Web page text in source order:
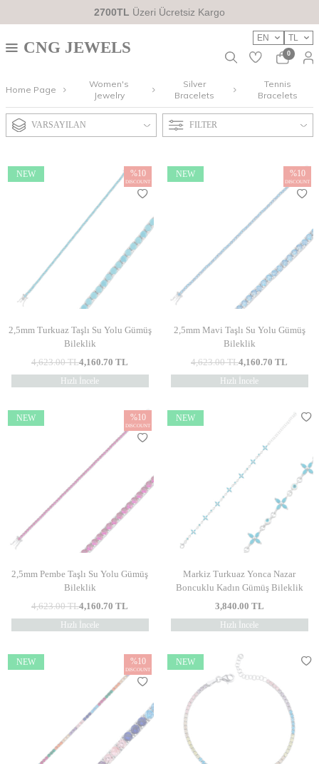
2700TL Üzeri Ücretsiz Kargo
EN TL
CNG JEWELS 0
Home Page
Women's
Jewelry
Silver
Bracelets
Tennis
Bracelets
FILTER
VARSAYILAN
NEW %10
DISCOUNT
2,5mm Turkuaz Taşlı Su Yolu Gümüş
Bileklik
4,623.00TL4,160.70 TL
Hızlı İncele
NEW %10
DISCOUNT
2,5mm Mavi Taşlı Su Yolu Gümüş
Bileklik
4,623.00TL4,160.70 TL
Hızlı İncele
NEW %10
DISCOUNT
2,5mm Pembe Taşlı Su Yolu Gümüş
Bileklik
4,623.00TL4,160.70 TL
Hızlı İncele
NEW
Markiz Turkuaz Yonca Nazar
Boncuklu Kadın Gümüş Bileklik
3,840.00 TL
Hızlı İncele
NEW %10
DISCOUNT
NEW